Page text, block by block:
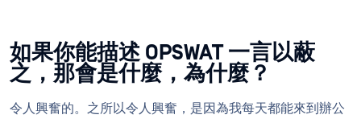
如果你能描述 OPSWAT 一言以蔽
之，那會是什麼，為什麼？
令人興奮的。之所以令人興奮，是因為我每天都能來到辦公